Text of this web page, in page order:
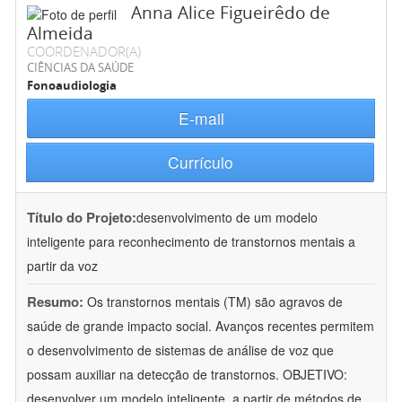
Anna Alice Figueirêdo de
Almeida
COORDENADOR(A)
CIÊNCIAS DA SAÚDE
Fonoaudiologia
E-mail
Currículo
Título do Projeto:desenvolvimento de um modelo
inteligente para reconhecimento de transtornos mentais a
partir da voz
Resumo: Os transtornos mentais (TM) são agravos de
saúde de grande impacto social. Avanços recentes permitem
o desenvolvimento de sistemas de análise de voz que
possam auxiliar na detecção de transtornos. OBJETIVO: